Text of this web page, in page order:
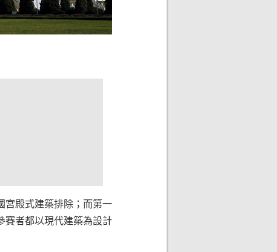
宮殿式建築排除；而第一
賽者都以現代建築為設計